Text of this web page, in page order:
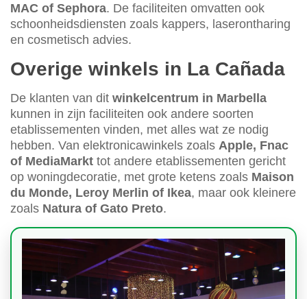
MAC of Sephora. De faciliteiten omvatten ook
schoonheidsdiensten zoals kappers, laserontharing
en cosmetisch advies.
Overige winkels in La Cañada
De klanten van dit winkelcentrum in Marbella
kunnen in zijn faciliteiten ook andere soorten
etablissementen vinden, met alles wat ze nodig
hebben. Van elektronicawinkels zoals Apple, Fnac
of MediaMarkt tot andere etablissementen gericht
op woningdecoratie, met grote ketens zoals Maison
du Monde, Leroy Merlin of Ikea, maar ook kleinere
zoals Natura of Gato Preto.